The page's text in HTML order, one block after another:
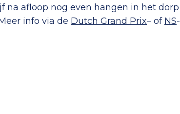
afloop nog even hangen in het dorp
info via de Dutch Grand Prix– of NS-